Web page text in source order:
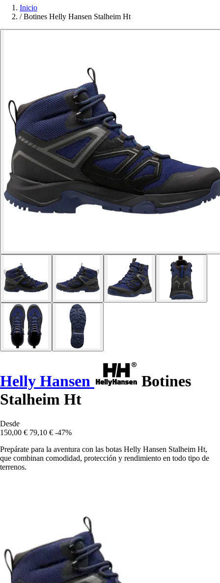
Inicio
/ Botines Helly Hansen Stalheim Ht
Helly Hansen
Botines
Stalheim Ht
Desde
150,00 € 79,10 € -47%
Prepárate para la aventura con las botas Helly Hansen Stalheim Ht,
que combinan comodidad, protección y rendimiento en todo tipo de
terrenos.